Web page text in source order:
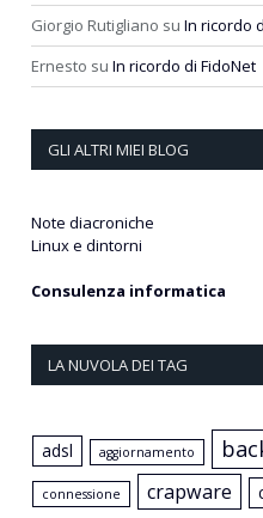
Giorgio Rutigliano su In ricordo
Ernesto su In ricordo di FidoNet
GLI ALTRI MIEI BLOG
Note diacroniche
Linux e dintorni
Consulenza informatica
LA NUVOLA DEI TAG
adsl aggiornamento
connessione crapware